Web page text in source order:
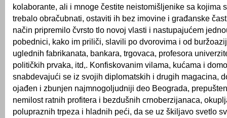
kolaborante, ali i mnoge čestite neistomišljenike sa kojima
trebalo obračubnati, ostaviti ih bez imovine i građanske
način pripremilo čvrsto tlo novoj vlasti i nastupajućem
pobednici, kako im priliči, slavili po dvorovima i od
uglednih fabrikanata, bankara, trgovaca, profesora
političkih prvaka, itd,. Konfiskovanim vilama, kućama i
snabdevajući se iz svojih diplomatskih i drugih magacina,
ojađen i zbunjen najmnogoljudniji deo Beograda,
nemilost ratnih profitera i bezdušnih crnoberzijanaca,
polupraznih trpeza i hladnih peći, da se uz škiljavo svetlo